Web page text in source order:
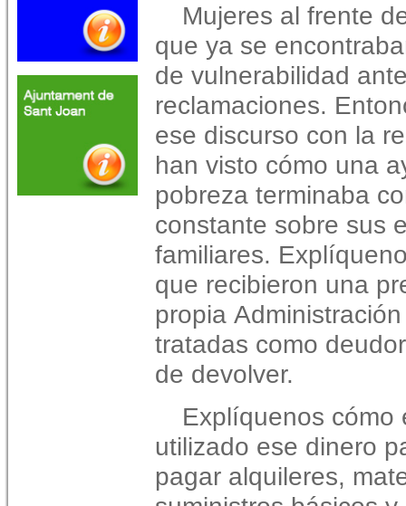
Mujeres al frente
que ya se
de vulnerabilidad
reclamaciones.
ese discurso con la
han visto cómo una
pobreza terminaba
constante sobre sus
familiares.
que recibieron una
propia
tratadas como
de devolver.
Explíquenos cómo
utilizado ese dinero
pagar alquileres,